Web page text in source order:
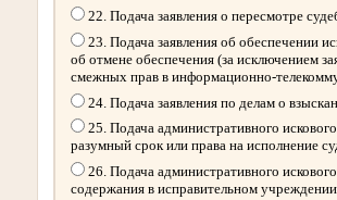
22. Подача заявления о пересмотре
23. Подача заявления об обеспечении
об отмене обеспечения (за исключением
смежных прав в информационно-
24. Подача заявления по делам о
25. Подача административного
разумный срок или права на исполнение
26. Подача административного
содержания в исправительном учреждении